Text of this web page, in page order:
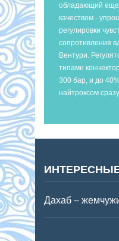
обладающий
качеством -
регулировки
сопротивления
Вентури.
типами
300 бар, и до
найтроксом
Дахаб –